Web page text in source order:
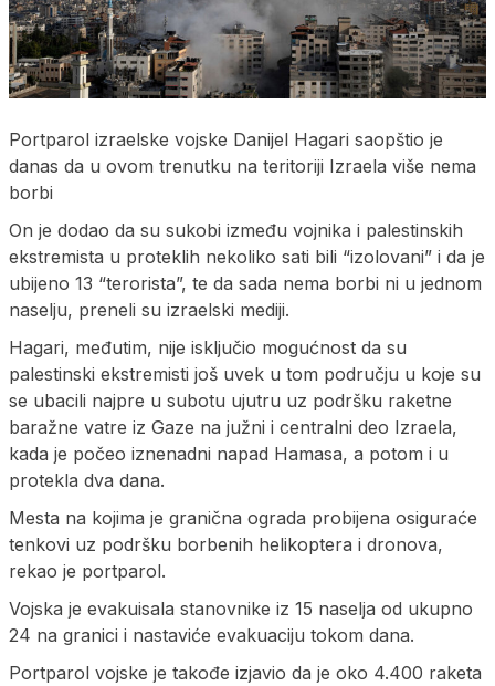
Portparol izraelske vojske Danijel Hagari saopštio je
danas da u ovom trenutku na teritoriji Izraela više nema
borbi
On je dodao da su sukobi između vojnika i palestinskih
ekstremista u proteklih nekoliko sati bili “izolovani” i da je
ubijeno 13 “terorista”, te da sada nema borbi ni u jednom
naselju, preneli su izraelski mediji.
Hagari, međutim, nije isključio mogućnost da su
palestinski ekstremisti još uvek u tom području u koje su
se ubacili najpre u subotu ujutru uz podršku raketne
baražne vatre iz Gaze na južni i centralni deo Izraela,
kada je počeo iznenadni napad Hamasa, a potom i u
protekla dva dana.
Mesta na kojima je granična ograda probijena osiguraće
tenkovi uz podršku borbenih helikoptera i dronova,
rekao je portparol.
Vojska je evakuisala stanovnike iz 15 naselja od ukupno
24 na granici i nastaviće evakuaciju tokom dana.
Portparol vojske je takođe izjavio da je oko 4.400 raketa